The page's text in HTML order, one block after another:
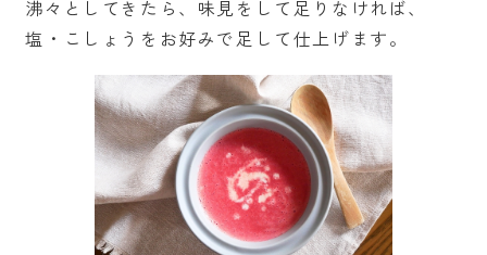
沸々としてきたら、味見をして足りなければ、
塩・こしょうをお好みで足して仕上げます。